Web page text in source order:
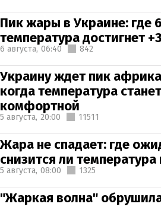
Пик жары в Украине: где
температура достигнет
6 августа, 06:40 842
Украину ждет пик
когда температура
комфортной
5 августа, 20:00 11511
Жара не спадает: где
снизится ли температура
5 августа, 08:00 1325
"Жаркая волна"